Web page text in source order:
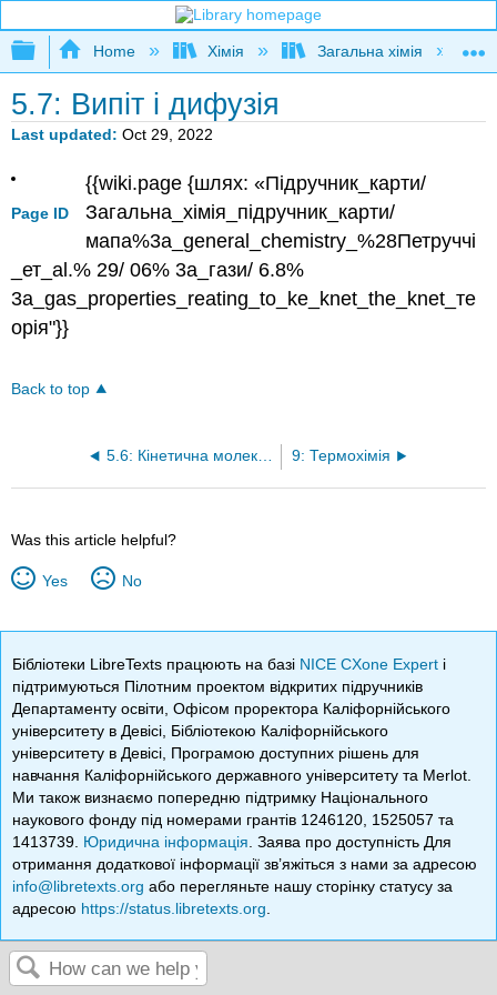
Expand/collapse global hierarchy
Home Хімія Загальна хімія
5.7: Випіт і дифузія
Last updated Oct 29, 2022
Page ID
{{wiki.page {шлях: «Підручник_карти/
Загальна_хімія_підручник_карти/
мапа%3a_general_chemistry_%28Петруччі
_ет_al.% 29/ 06% 3a_гази/ 6.8%
3a_gas_properties_reating_to_ke_knet_the_knet_те
орія"}}
Back to top
5.6: Кінетична молекулярна теорія газів 9: Термохімія
Was this article helpful?
Yes No
Бібліотеки LibreTexts працюють на базі NICE CXone Expert і
підтримуються Пілотним проектом відкритих підручників
Департаменту освіти, Офісом проректора Каліфорнійського
університету в Девісі, Бібліотекою Каліфорнійського
університету в Девісі, Програмою доступних рішень для
навчання Каліфорнійського державного університету та Merlot.
Ми також визнаємо попередню підтримку Національного
наукового фонду під номерами грантів 1246120, 1525057 та
1413739. Юридична інформація . Заява про доступність Для
отримання додаткової інформації зв’яжіться з нами за адресою
info@libretexts.org або перегляньте нашу сторінку статусу за
адресою https://status.libretexts.org